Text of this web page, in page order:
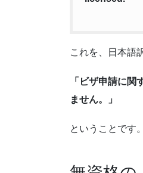
これを、日本語
「ビザ申請に
ません。」
ということです。